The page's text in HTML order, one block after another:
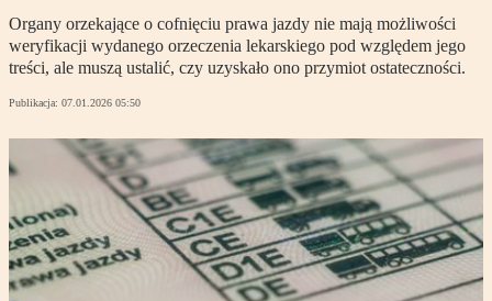
Organy orzekające o cofnięciu prawa jazdy nie mają możliwości
weryfikacji wydanego orzeczenia lekarskiego pod względem jego
treści, ale muszą ustalić, czy uzyskało ono przymiot ostateczności.
Publikacja: 07.01.2026 05:50